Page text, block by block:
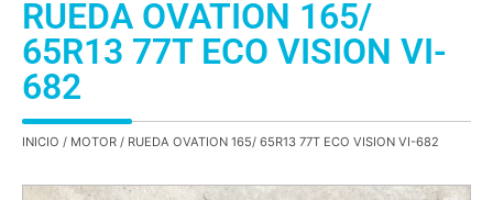
RUEDA OVATION 165/
65R13 77T ECO VISION VI-
682
INICIO / MOTOR / RUEDA OVATION 165/ 65R13 77T ECO VISION VI-682